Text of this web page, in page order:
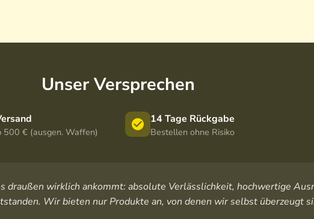
Unser Versprechen
500 € (ausgen. Waffen)
14 Tage Rückgabe
Bestellen ohne Risiko
draußen wirklich ankommt: absolute Verlässlichkeit, hochwertige
Wir bieten nur Produkte an, von denen wir selbst überzeugt